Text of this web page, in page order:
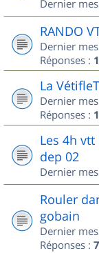
Dernier
RANDO
Dernier
Réponses : 1
La
Dernier
Réponses : 1
Les 4h
dep 02
Dernier
Rouler
gobain
Dernier
Réponses : 7